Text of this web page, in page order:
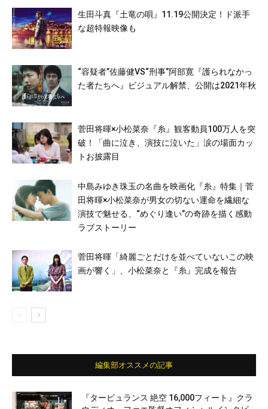
生田斗真『土竜の唄』11.19公開決定！ド派手
な超特報映像も
“容疑者”佐藤健VS“刑事”阿部寛『護られなかっ
た者たちへ』ビジュアル解禁、公開は2021年秋
菅田将暉×小松菜奈『糸』観客動員100万人を突
破！「曲に泣き、演技に泣いた」涙の場面カッ
トお披露目
中島みゆき珠玉の名曲を映画化『糸』特集｜菅
田将暉×小松菜奈が男女の切ない運命を繊細な
演技で魅せる、“めぐり逢い”の奇跡を描く感動
ラブストーリー
菅田将暉「綺麗ごとだけを並べていないこの映
画が響く」、小松菜奈と『糸』完成を報告
編集部オススメの記事
『タービュランス 絶空 16,000フィート』クラ